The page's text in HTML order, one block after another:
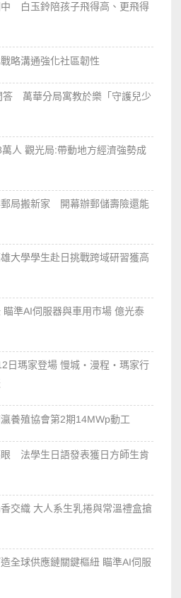
白玉鈴陪孩子飛得高、更飛得
略溝通強化社區韌性
答 萬華分局寓教於樂「守護兒少
人 觀光局:帶動地方經濟強勢成
局搬新家 開幕辦郵儲壽險還能
大學學生赴日挑戰跨域研習獲高
準AI伺服器與車用市場 億光泰
日瑪家登場 慢城・漫程・瑪家行
養殖協會第2期14MWp動工
法學生日語發表獲日方師生肯
交織 大人系生乳捲與常溫禮盒搶
全球供應鏈關鍵樞紐 瞄準AI伺服